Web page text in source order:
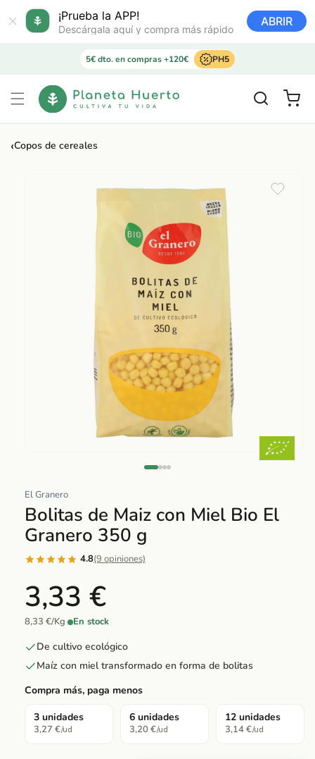
¡Prueba la APP!
Descárgala aquí y compra más rápido
ABRIR
directamente
al contenido
5€ dto. en compras +120€ PH5
Carrito
‹Copos de cereales
multimedia
1
en
una
ventana
modal
El Granero
Bolitas de Maiz con Miel Bio El
Granero 350 g
4.8(9 opiniones)
3,33 €
8,33 €/Kg· En stock
De cultivo ecológico
Maíz con miel transformado en forma de bolitas
Compra más, paga menos
3 unidades
3,27 €/ud
6 unidades
3,20 €/ud
12 unidades
3,14 €/ud